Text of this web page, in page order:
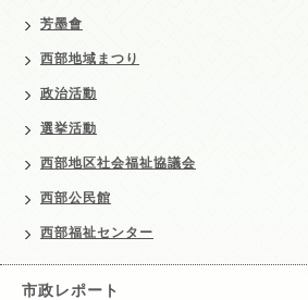
芳墨會
西部地域まつり
政治活動
選挙活動
西部地区社会福祉協議会
西部公民館
西部福祉センター
市政レポート